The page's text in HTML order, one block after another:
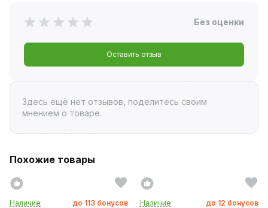
Без оценки
Оставить отзыв
Здесь ещё нет отзывов, поделитесь своим
мнением о товаре.
Похожие товары
Наличие до 113 бонусов
Наличие до 12 бонусов